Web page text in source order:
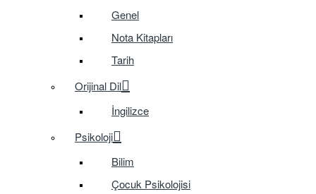
Genel
Nota Kitapları
Tarih
Orijinal Dil
İngilizce
Psikoloji
Bilim
Çocuk Psikolojisi